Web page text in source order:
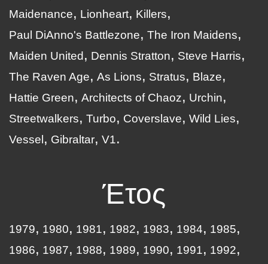
Maidenance
Lionheart
Killers
Paul DiAnno's Battlezone
The Iron Maidens
Maiden United
Dennis Stratton
Steve Harris
The Raven Age
As Lions Stratus
Blaze
Hattie Green
Architects of Chaoz
Urchin
Streetwalkers
Turbo Coverslave
Wild Lies
Vessel
Gibraltar V1
Έτος
1979 1980 1981 1982 1983 1984
1985
1986
1987 1988 1989 1990 1991
1992